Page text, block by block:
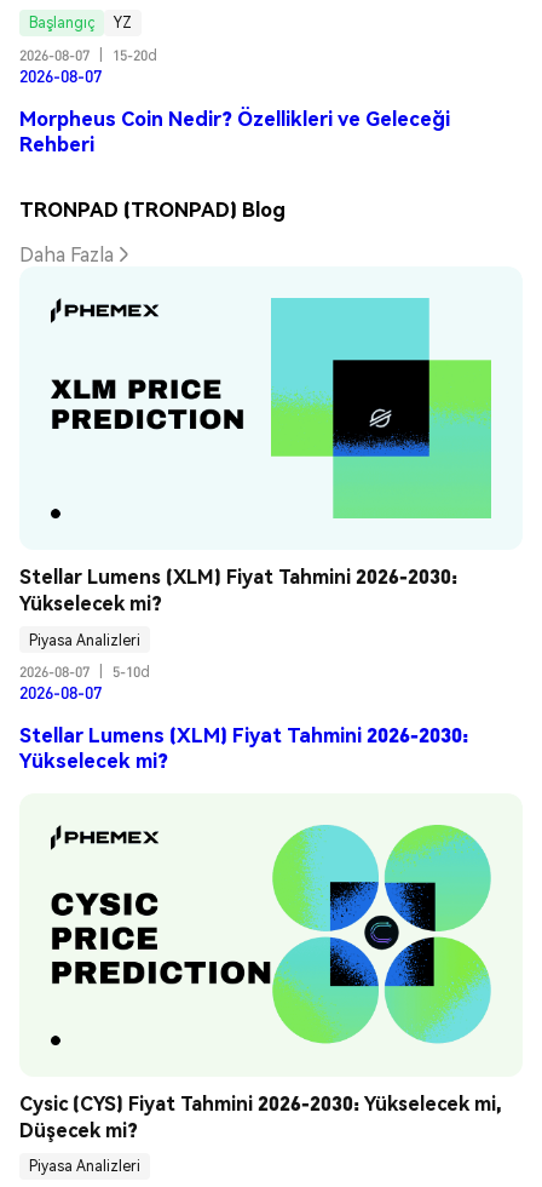
Başlangıç
YZ
2026-08-07
15-20d
2026-08-07
Morpheus Coin Nedir? Özellikleri ve Geleceği
Rehberi
TRONPAD (TRONPAD) Blog
Daha Fazla
Stellar Lumens (XLM) Fiyat Tahmini 2026-2030:
Yükselecek mi?
Piyasa Analizleri
2026-08-07
5-10d
2026-08-07
Stellar Lumens (XLM) Fiyat Tahmini 2026-2030:
Yükselecek mi?
Cysic (CYS) Fiyat Tahmini 2026-2030: Yükselecek mi,
Düşecek mi?
Piyasa Analizleri